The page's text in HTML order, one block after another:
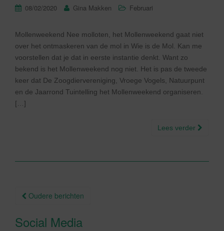
08/02/2020 Gina Makken Februari
Mollenweekend Nee molloten, het Mollenweekend gaat niet
over het ontmaskeren van de mol in Wie is de Mol. Kan me
voorstellen dat je dat in eerste instantie denkt. Want zo
bekend is het Mollenweekend nog niet. Het is pas de tweede
keer dat De Zoogdiervereniging, Vroege Vogels, Natuurpunt
en de Jaarrond Tuintelling het Mollenweekend organiseren.
[…]
Lees verder
Berichtnavigatie
Oudere berichten
Social Media